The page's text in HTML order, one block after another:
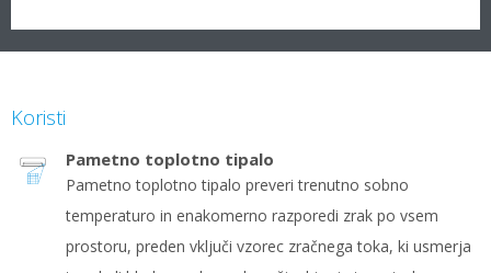
Koristi
Pametno toplotno tipalo
Pametno toplotno tipalo preveri trenutno sobno
temperaturo in enakomerno razporedi zrak po vsem
prostoru, preden vključi vzorec zračnega toka, ki usmerja